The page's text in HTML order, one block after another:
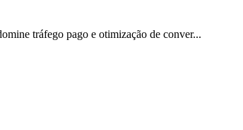
tráfego pago e otimização de conver...